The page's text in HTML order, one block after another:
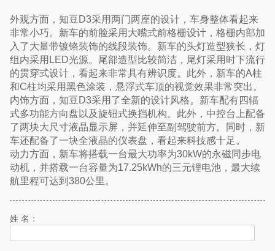
外观方面，知豆D3采用两门两座的设计，车身整体看起来
非常小巧。新车的前脸采用大嘴式前格栅设计，格栅内部加
入了大量带镀铬装饰的线段装饰。新车的头灯造型狭长，灯
组内采用LED光源。尾部造型比较简洁，尾灯采用时下流行
的贯穿式设计，看起来非常具有辨识度。此外，新车的A柱
和C柱均采用黑色涂装，悬浮式车顶的视觉效果非常突出。
内饰方面，知豆D3采用了全新的设计风格。新车配有四辐
式多功能方向盘以及旋钮式换挡机构。此外，中控台上配备
了两块大尺寸液晶显示屏，并延伸至副驾驶前方。同时，新
车还配备了一块全液晶的仪表盘，看起来科技感十足。
动力方面，新车将搭载一台最大功率为30kW的永磁同步电
动机，并搭载一台容量为17.25kWh的三元锂电池，最大续
航里程可达到380公里。
姓 名：